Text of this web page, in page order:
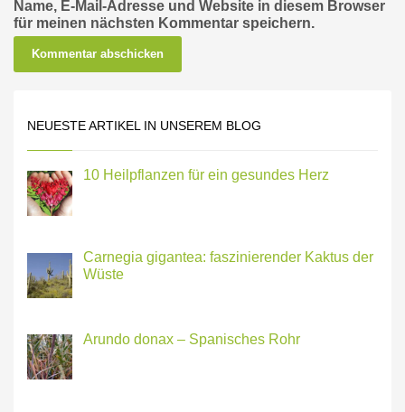
Name, E-Mail-Adresse und Website in diesem Browser
für meinen nächsten Kommentar speichern.
NEUESTE ARTIKEL IN UNSEREM BLOG
10 Heilpflanzen für ein gesundes Herz
Carnegia gigantea: faszinierender Kaktus der
Wüste
Arundo donax – Spanisches Rohr